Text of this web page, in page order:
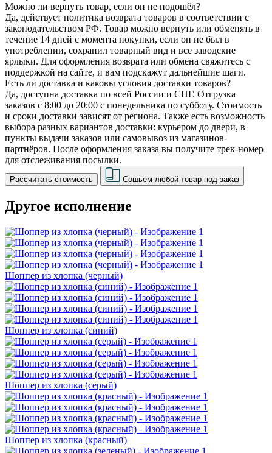
Можно ли вернуть товар, если он не подошёл?
Да, действует политика возврата товаров в соответствии с
законодательством РФ. Товар можно вернуть или обменять в
течение 14 дней с момента покупки, если он не был в
употреблении, сохранил товарный вид и все заводские
ярлыки. Для оформления возврата или обмена свяжитесь с
поддержкой на сайте, и вам подскажут дальнейшие шаги.
Есть ли доставка и каковы условия доставки товаров?
Да, доступна доставка по всей России и СНГ. Отгрузка
заказов с 8:00 до 20:00 с понедельника по субботу. Стоимость
и сроки доставки зависят от региона. Также есть возможность
выбора разных вариантов доставки: курьером до двери, в
пункты выдачи заказов или самовывоз из магазинов-
партнёров. После оформления заказа вы получите трек-номер
для отслеживания посылки.
Рассчитать стоимость Сошьем любой товар под заказ
Другое исполнение
Шоппер из хлопка (черный)
Шоппер из хлопка (синий)
Шоппер из хлопка (серый)
Шоппер из хлопка (красный)